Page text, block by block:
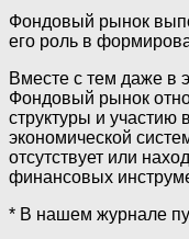
Фондовый рынок
его роль в
Вместе с тем даже в
Фондовый рынок
структуры и участию
экономической
отсутствует или
финансовых
* В нашем журнале